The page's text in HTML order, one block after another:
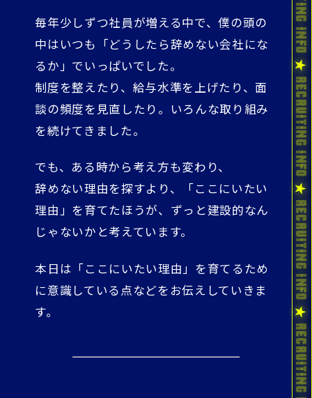
毎年少しずつ社員が増える中で、僕の頭の
中はいつも「どうしたら辞めない会社にな
るか」でいっぱいでした。
制度を整えたり、給与水準を上げたり、面
談の頻度を見直したり。いろんな取り組み
を続けてきました。
でも、ある時から考え方も変わり、
辞めない理由を探すより、「ここにいたい
理由」を育てたほうが、ずっと建設的なん
じゃないかと考えています。
本日は「ここにいたい理由」を育てるため
に意識している点などをお伝えしていきま
す。